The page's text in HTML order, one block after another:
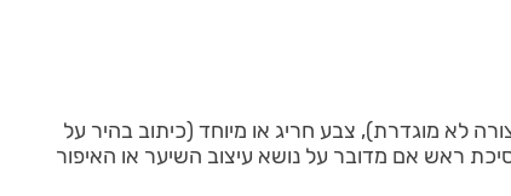
לא מוגדרת), צבע חריג או מיוחד (כיתוב בהיר על
ראש אם מדובר על נושא עיצוב השיער או האיפור